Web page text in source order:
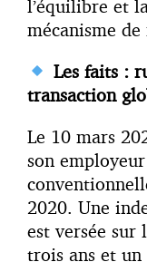
l’équilibre et
mécanisme
Les faits :
transaction
Le 10 mars
son
2020. Une
est versée sur
trois ans et un